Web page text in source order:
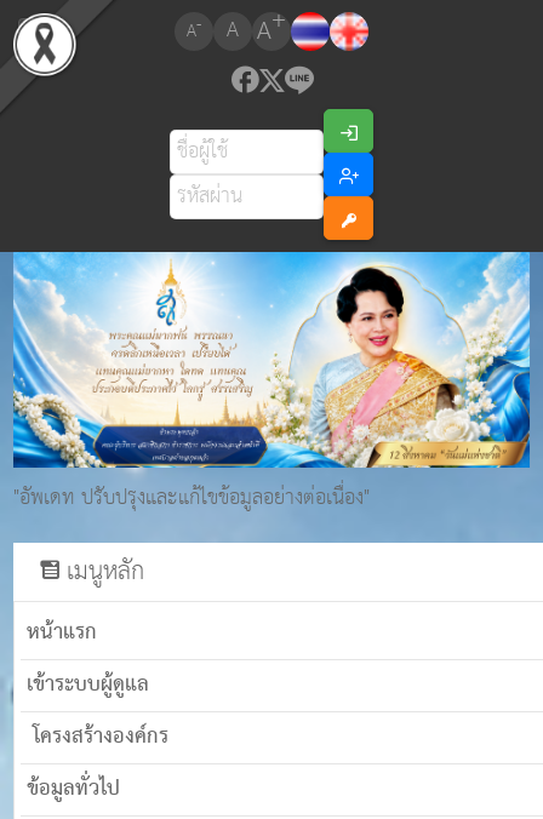
A- A A+
"อัพเดท ปรับปรุงและแก้ไขข้อมูลอย่างต่อเนื่อง"
เมนูหลัก
หน้าแรก
เข้าระบบผู้ดูแล
โครงสร้างองค์กร
ข้อมูลทั่วไป